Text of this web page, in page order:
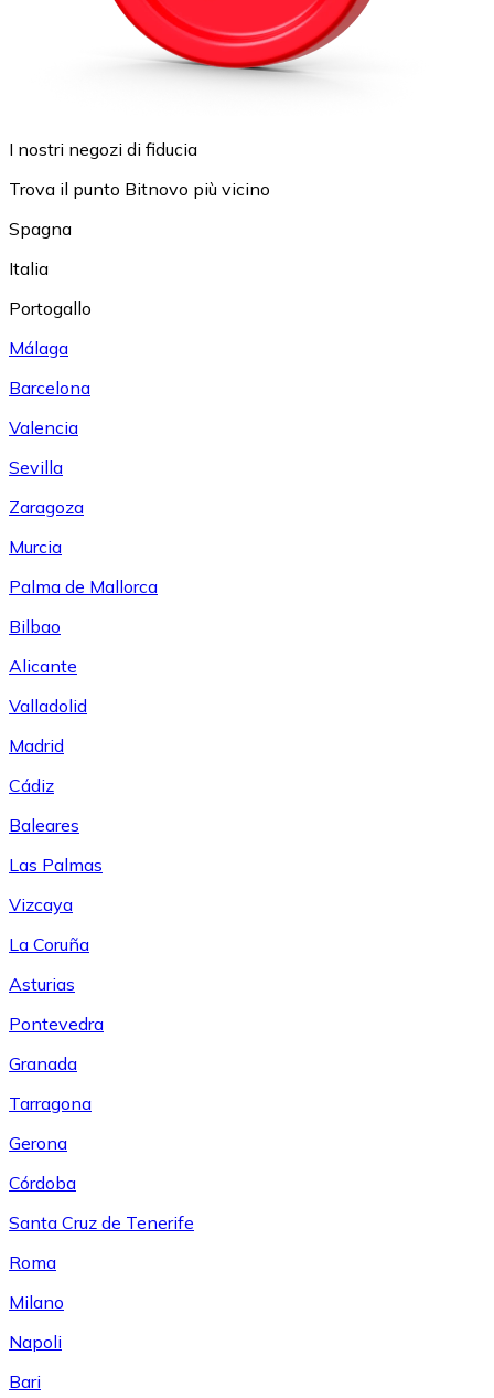
I nostri negozi di fiducia
Trova il punto Bitnovo più vicino
Spagna
Italia
Portogallo
Málaga
Barcelona
Valencia
Sevilla
Zaragoza
Murcia
Palma de Mallorca
Bilbao
Alicante
Valladolid
Madrid
Cádiz
Baleares
Las Palmas
Vizcaya
La Coruña
Asturias
Pontevedra
Granada
Tarragona
Gerona
Córdoba
Santa Cruz de Tenerife
Roma
Milano
Napoli
Bari